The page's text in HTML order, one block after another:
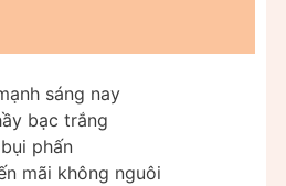
sáng nay
bạc trắng
phấn
mãi không nguôi